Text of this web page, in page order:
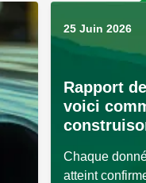
25 Juin 2026
Rapport
voici
Chaque
atteint